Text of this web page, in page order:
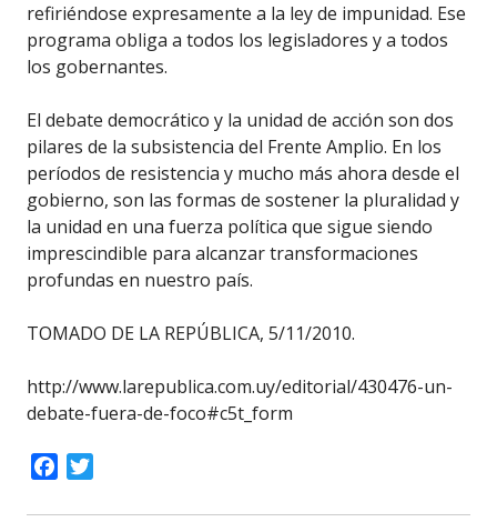
refiriéndose expresamente a la ley de impunidad. Ese
programa obliga a todos los legisladores y a todos
los gobernantes.
El debate democrático y la unidad de acción son dos
pilares de la subsistencia del Frente Amplio. En los
períodos de resistencia y mucho más ahora desde el
gobierno, son las formas de sostener la pluralidad y
la unidad en una fuerza política que sigue siendo
imprescindible para alcanzar transformaciones
profundas en nuestro país.
TOMADO DE LA REPÚBLICA, 5/11/2010.
http://www.larepublica.com.uy/editorial/430476-un-
debate-fuera-de-foco#c5t_form
Facebook